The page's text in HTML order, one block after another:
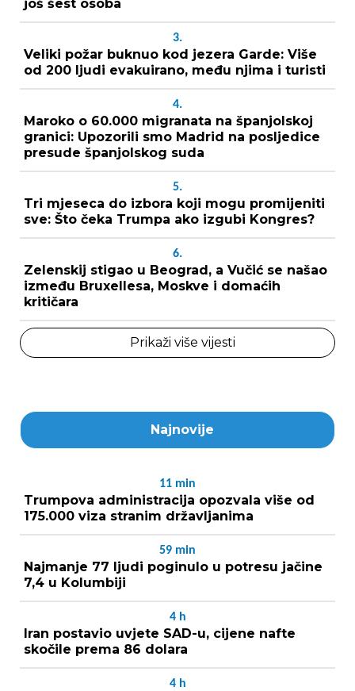
još šest osoba
3.
Veliki požar buknuo kod jezera Garde: Više
od 200 ljudi evakuirano, među njima i turisti
4.
Maroko o 60.000 migranata na španjolskoj
granici: Upozorili smo Madrid na posljedice
presude španjolskog suda
5.
Tri mjeseca do izbora koji mogu promijeniti
sve: Što čeka Trumpa ako izgubi Kongres?
6.
Zelenskij stigao u Beograd, a Vučić se našao
između Bruxellesa, Moskve i domaćih
kritičara
Prikaži više vijesti
Najnovije
11 min
Trumpova administracija opozvala više od
175.000 viza stranim državljanima
59 min
Najmanje 77 ljudi poginulo u potresu jačine
7,4 u Kolumbiji
4 h
Iran postavio uvjete SAD-u, cijene nafte
skočile prema 86 dolara
4 h